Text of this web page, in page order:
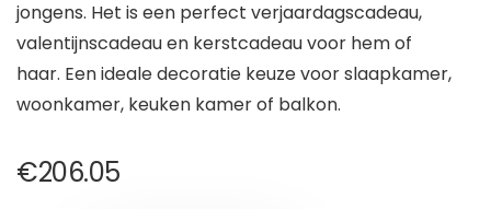
jongens. Het is een perfect verjaardagscadeau,
valentijnscadeau en kerstcadeau voor hem of
haar. Een ideale decoratie keuze voor slaapkamer,
woonkamer, keuken kamer of balkon.
€206.05